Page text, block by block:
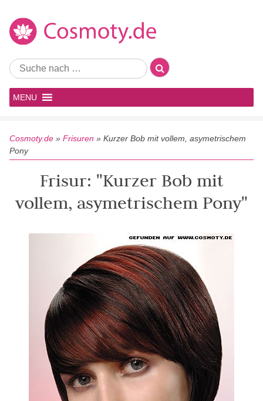
MENU
Cosmoty.de » Frisuren » Kurzer Bob mit vollem, asymetrischem
Pony
Frisur: "Kurzer Bob mit
vollem, asymetrischem Pony"